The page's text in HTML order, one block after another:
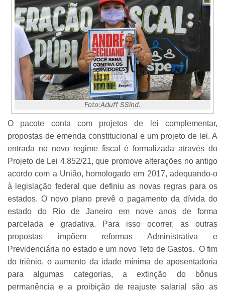
Foto:Aduff SSind.
O pacote conta com projetos de lei complementar,
propostas de emenda constitucional e um projeto de lei. A
entrada no novo regime fiscal é formalizada através do
Projeto de Lei 4.852/21, que promove alterações no antigo
acordo com a União, homologado em 2017, adequando-o
à legislação federal que definiu as novas regras para os
estados. O novo plano prevê o pagamento da dívida do
estado do Rio de Janeiro em nove anos de forma
parcelada e gradativa. Para isso ocorrer, as outras
propostas impõem reformas Administrativa e
Previdenciária no estado e um novo Teto de Gastos. O fim
do triênio, o aumento da idade mínima de aposentadoria
para algumas categorias, a extinção do bônus
permanência e a proibição de reajuste salarial são as